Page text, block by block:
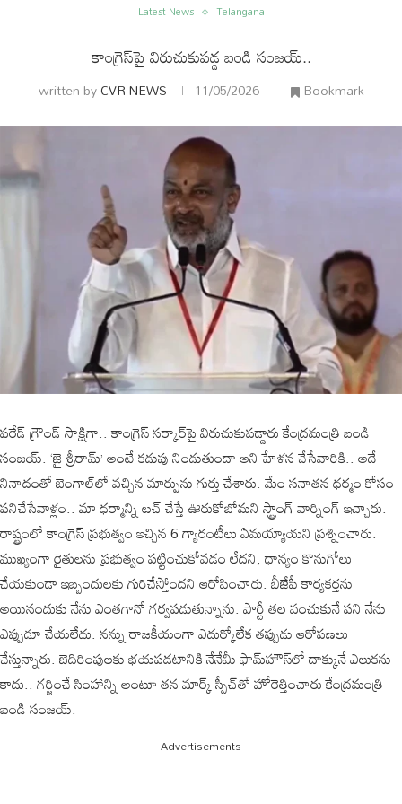
Latest News Telangana
కాంగ్రెస్‌పై విరుచుకుపడ్డ బండి సంజయ్..
written byCVR NEWS 11/05/2026 Bookmark
పరేడ్ గ్రౌండ్ సాక్షిగా.. కాంగ్రెస్ సర్కార్‌పై విరుచుకుపడ్డారు కేంద్రమంత్రి బండి
సంజయ్. ‘జై శ్రీరామ్’ అంటే కడుపు నిండుతుందా అని హేళన చేసేవారికి.. అదే
నినాదంతో బెంగాల్‌లో వచ్చిన మార్పును గుర్తు చేశారు. మేం సనాతన ధర్మం కోసం
పనిచేసేవాళ్లం.. మా ధర్మాన్ని టచ్ చేస్తే ఊరుకోబోమని స్ట్రాంగ్ వార్నింగ్ ఇచ్చారు.
రాష్ట్రంలో కాంగ్రెస్ ప్రభుత్వం ఇచ్చిన 6 గ్యారంటీలు ఏమయ్యాయని ప్రశ్నించారు.
ముఖ్యంగా రైతులను ప్రభుత్వం పట్టించుకోవడం లేదని, ధాన్యం కొనుగోలు
చేయకుండా ఇబ్బందులకు గురిచేస్తోందని ఆరోపించారు. బీజేపీ కార్యకర్తను
అయినందుకు నేను ఎంతగానో గర్వపడుతున్నాను. పార్టీ తల వంచుకునే పని నేను
ఎప్పుడూ చేయలేదు. నన్ను రాజకీయంగా ఎదుర్కోలేక తప్పుడు ఆరోపణలు
చేస్తున్నారు. బెదిరింపులకు భయపడటానికి నేనేమీ ఫామ్‌హౌస్‌లో దాక్కునే ఎలుకను
కాదు.. గర్జించే సింహాన్ని అంటూ తన మార్క్ స్పీచ్‌తో హోరెత్తించారు కేంద్రమంత్రి
బండి సంజయ్.
Advertisements
అంతర్జాతీయం